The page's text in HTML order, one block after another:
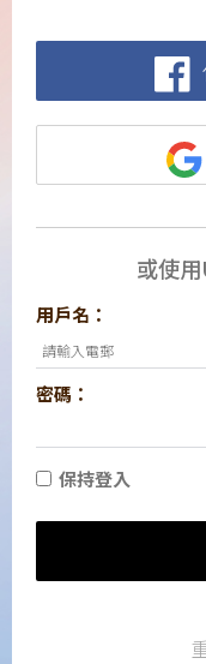
或使
用戶名：
密碼：
保持登入